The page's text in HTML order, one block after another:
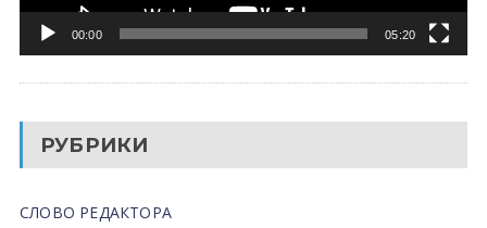
00:00 05:20
РУБРИКИ
СЛОВО РЕДАКТОРА